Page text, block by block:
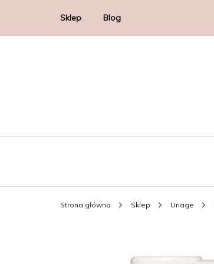
Sklep Blog
Strona główna Sklep Uriage